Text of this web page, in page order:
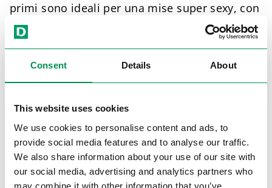
Consent Details About
This website uses cookies
We use cookies to personalise content and ads, to
provide social media features and to analyse our traffic.
We also share information about your use of our site with
our social media, advertising and analytics partners who
may combine it with other information that you’ve
primi sono ideali per una mise super sexy, con
tacchi a spillo molto sottili o comunque alti e
slanciati. A farla da padrona, la pelle lucida e il
look da moschettieri, con tacco ampio e suola
scamosciati e le tutte le possibili varianti color
grigio e talpa. Gli ankle-boot, dal taglio a volte
estremamente basso, hanno un’aria maliziosa.
Tacchi alti e sottili, archi estremi e punte
leggermente arrotondate per un look deciso